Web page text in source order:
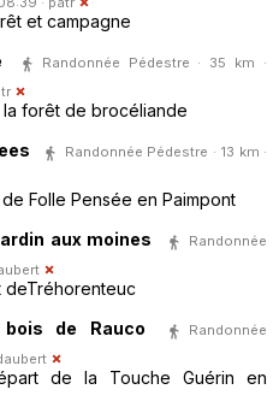
et campagne
Randonnée Pédestre · 35 km ·
forêt de brocéliande
Randonnée Pédestre · 13 km ·
Folle Pensée en Paimpont
aux moines
Randonnée
deTréhorenteuc
de Rauco
Randonnée
de la Touche Guérin en